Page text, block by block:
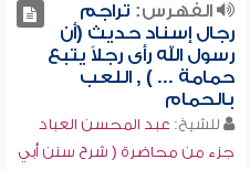
الفهرس: تراجم
رجال إسناد حديث (أن
رسول الله رأى رجلاً يتبع
حمامة ... ) , اللعب
بالحمام
للشيخ: عبد المحسن العباد
جزء من محاضرة ( شرح سنن أبي